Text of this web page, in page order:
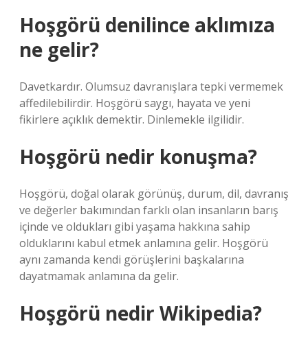
Hoşgörü denilince aklımıza
ne gelir?
Davetkardır. Olumsuz davranışlara tepki vermemek
affedilebilirdir. Hoşgörü saygı, hayata ve yeni
fikirlere açıklık demektir. Dinlemekle ilgilidir.
Hoşgörü nedir konuşma?
Hoşgörü, doğal olarak görünüş, durum, dil, davranış
ve değerler bakımından farklı olan insanların barış
içinde ve oldukları gibi yaşama hakkına sahip
olduklarını kabul etmek anlamına gelir. Hoşgörü
aynı zamanda kendi görüşlerini başkalarına
dayatmamak anlamına da gelir.
Hoşgörü nedir Wikipedia?